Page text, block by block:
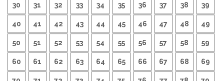
30 31 32 33 34 35 36 37 38 39
40 41 42 43 44 45 46 47 48 49
50 51 52 53 54 55 56 57 58 59
60 61 62 63 64 65 66 67 68 69